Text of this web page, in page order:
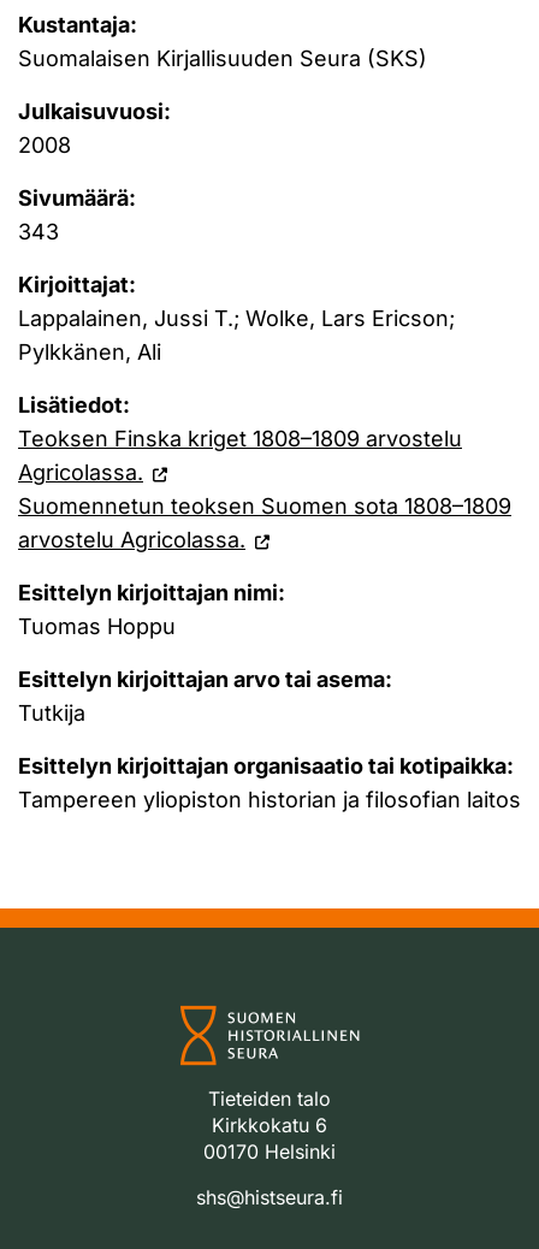
Kustantaja:
Suomalaisen Kirjallisuuden Seura (SKS)
Julkaisuvuosi:
2008
Sivumäärä:
343
Kirjoittajat:
Lappalainen, Jussi T.; Wolke, Lars Ericson;
Pylkkänen, Ali
Lisätiedot:
Teoksen Finska kriget 1808–1809 arvostelu
Agricolassa.
Suomennetun teoksen Suomen sota 1808–1809
arvostelu Agricolassa.
Esittelyn kirjoittajan nimi:
Tuomas Hoppu
Esittelyn kirjoittajan arvo tai asema:
Tutkija
Esittelyn kirjoittajan organisaatio tai kotipaikka:
Tampereen yliopiston historian ja filosofian laitos
Tieteiden talo
Kirkkokatu 6
00170 Helsinki
shs@histseura.fi